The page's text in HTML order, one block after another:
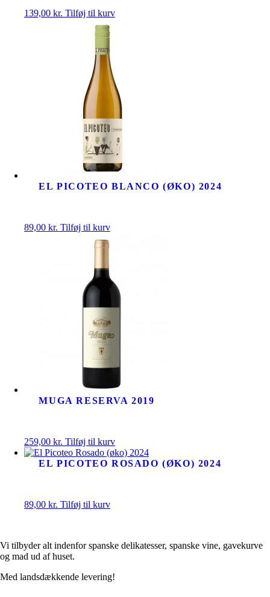
139,00 kr. Tilføj til kurv
EL PICOTEO BLANCO (ØKO) 2024
89,00 kr. Tilføj til kurv
MUGA RESERVA 2019
259,00 kr. Tilføj til kurv
EL PICOTEO ROSADO (ØKO) 2024
89,00 kr. Tilføj til kurv
Vi tilbyder alt indenfor spanske delikatesser, spanske vine, gavekurve
og mad ud af huset.
Med landsdækkende levering!